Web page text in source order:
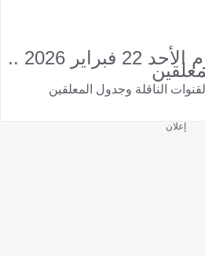
جدول مباريات اليوم الأحد 22 فبراير 2026 ..
الناقلة وجدول المعلقين
إعلان